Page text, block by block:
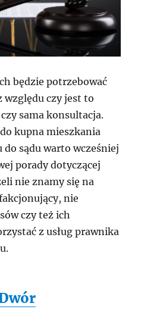
będzie potrzebować
względu czy jest to
sama konsultacja.
kupna mieszkania
do sądu warto wcześniej
porady dotyczącej
nie znamy się na
nie
czy też ich
z usług prawnika